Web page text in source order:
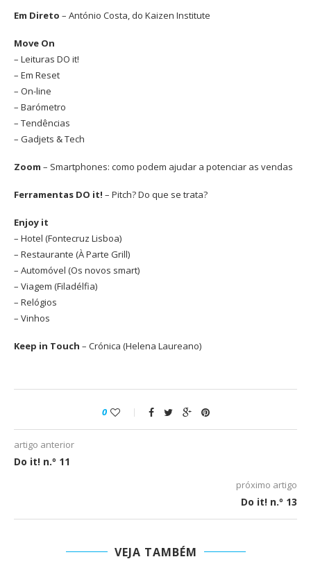
Em Direto – António Costa, do Kaizen Institute
Move On
– Leituras DO it!
– Em Reset
– On-line
– Barómetro
– Tendências
– Gadjets & Tech
Zoom – Smartphones: como podem ajudar a potenciar as vendas
Ferramentas DO it! – Pitch? Do que se trata?
Enjoy it
– Hotel (Fontecruz Lisboa)
– Restaurante (À Parte Grill)
– Automóvel (Os novos smart)
– Viagem (Filadélfia)
– Relógios
– Vinhos
Keep in Touch – Crónica (Helena Laureano)
0
artigo anterior
Do it! n.º 11
próximo artigo
Do it! n.º 13
VEJA TAMBÉM